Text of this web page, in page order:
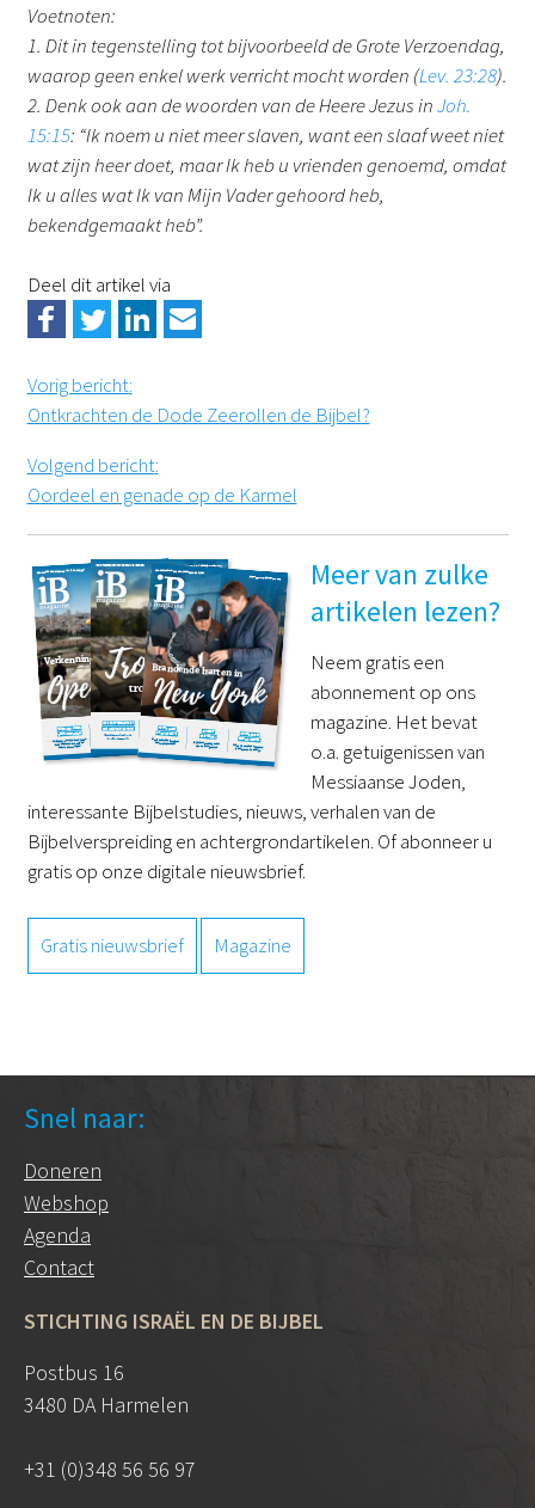
Voetnoten:
1. Dit in tegenstelling tot bijvoorbeeld de Grote Verzoendag,
waarop geen enkel werk verricht mocht worden (Lev. 23:28).
2. Denk ook aan de woorden van de Heere Jezus inJoh.
15:15: “Ik noem u niet meer slaven, want een slaaf weet niet
wat zijn heer doet, maar Ik heb u vrienden genoemd, omdat
Ik u alles wat Ik van Mijn Vader gehoord heb,
bekendgemaakt heb”.
Deel dit artikel via
Vorig bericht:
Ontkrachten de Dode Zeerollen de Bijbel?
Volgend bericht:
Oordeel en genade op de Karmel
Meer van zulke
artikelen lezen?
Neem gratis een
abonnement op ons
magazine. Het bevat
o.a. getuigenissen van
Messiaanse Joden,
interessante Bijbelstudies, nieuws, verhalen van de
Bijbelverspreiding en achtergrondartikelen. Of abonneer u
gratis op onze digitale nieuwsbrief.
Gratis nieuwsbrief Magazine
Snel naar:
Doneren
Webshop
Agenda
Contact
STICHTING ISRAËL EN DE BIJBEL
Postbus 16
3480 DA Harmelen
+31 (0)348 56 56 97